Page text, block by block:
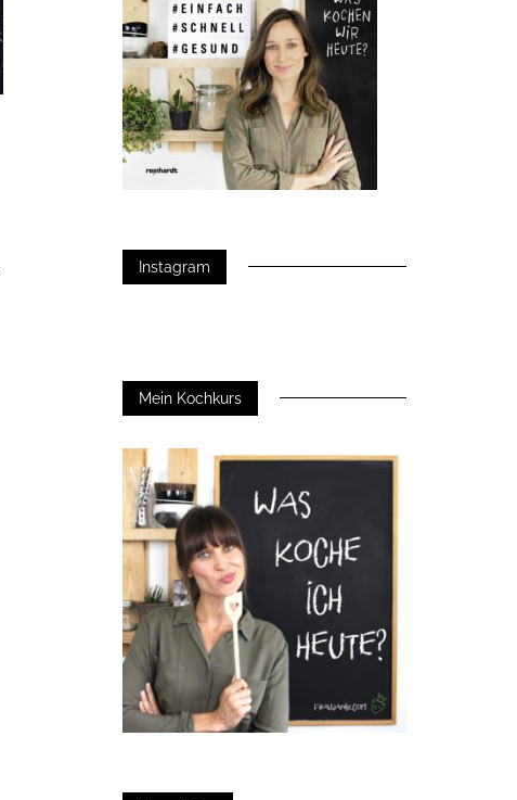
Instagram
Mein Kochkurs